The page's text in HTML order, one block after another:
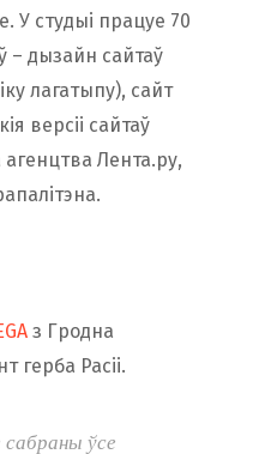
У студыі працуе 70
– дызайн сайтаў
лагатыпу), сайт
версіі сайтаў
Лента.ру,
з Гродна
герба Расіі.
ўсе